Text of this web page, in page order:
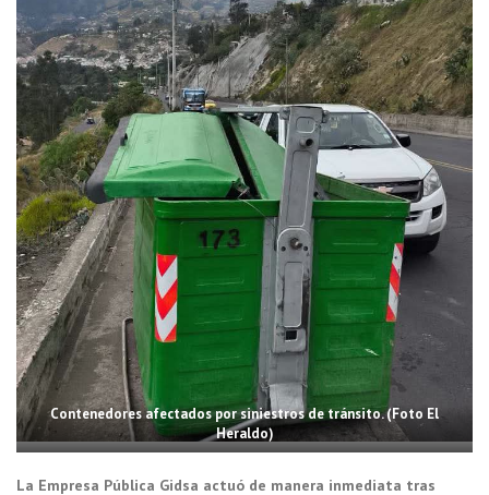
Contenedores afectados por siniestros de tránsito. (Foto El
Heraldo)
La Empresa Pública Gidsa actuó de manera inmediata tras